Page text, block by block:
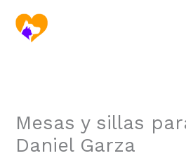
contenido
Mesas y sillas
Daniel Garza